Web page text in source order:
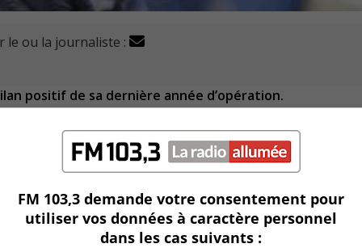
le ou la journaliste :
positif de sa dernière année d’opération.
annuelle par le président du conseil d’administration,
plus de 455 000 $ pour des travaux majeurs
les lieux accessibles aux personnes à mobilité réduite.
FM 103,3 demande votre consentement pour
utiliser vos données à caractère personnel
dans les cas suivants :